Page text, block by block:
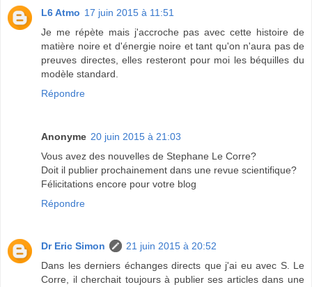
L6 Atmo 17 juin 2015 à 11:51
Je me répète mais j'accroche pas avec cette histoire de
matière noire et d'énergie noire et tant qu'on n'aura pas de
preuves directes, elles resteront pour moi les béquilles du
modèle standard.
Répondre
Anonyme 20 juin 2015 à 21:03
Vous avez des nouvelles de Stephane Le Corre?
Doit il publier prochainement dans une revue scientifique?
Félicitations encore pour votre blog
Répondre
Dr Eric Simon
21 juin 2015 à 20:52
Dans les derniers échanges directs que j'ai eu avec S. Le
Corre, il cherchait toujours à publier ses articles dans une